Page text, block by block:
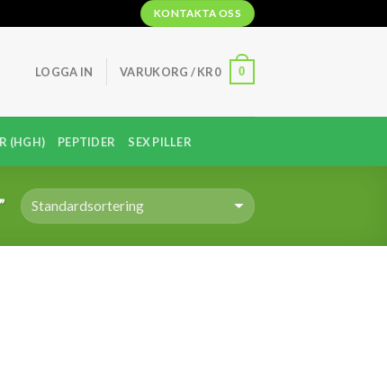
KONTAKTA OSS
LOGGA IN VARUKORG /KR0 0
(HGH) PEPTIDER SEX PILLER